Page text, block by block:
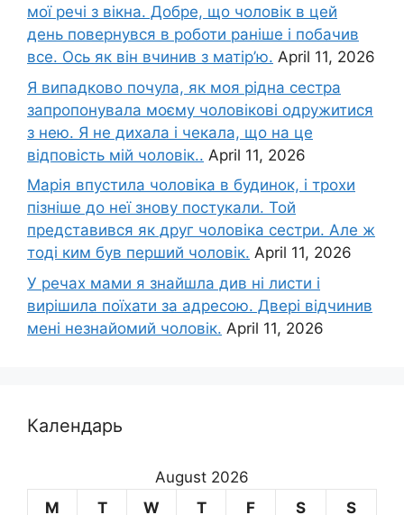
мої речі з вікна. Добре, що чоловік в цей
день повернувся в роботи раніше і побачив
все. Ось як він вчинив з матір’ю. April 11, 2026
Я випадково почула, як моя рідна сестра
запропонувала моєму чоловікові одружитися
з нею. Я не дихала і чекала, що на це
відповість мій чоловік.. April 11, 2026
Марія впустила чоловіка в будинок, і трохи
пізніше до неї знову постукали. Той
представився як друг чоловіка сестри. Але ж
тоді ким був перший чоловік. April 11, 2026
У речах мами я знайшла див ні листи і
вирішила поїхати за адресою. Двері відчинив
мені незнайомий чоловік. April 11, 2026
Календарь
August 2026
M
T W T F S S